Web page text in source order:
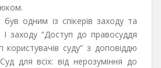
одним із спікерів заходу та
І заходу “Доступ до правосуддя
користувачів суду” з доповіддю
для всіх: від нерозуміння до